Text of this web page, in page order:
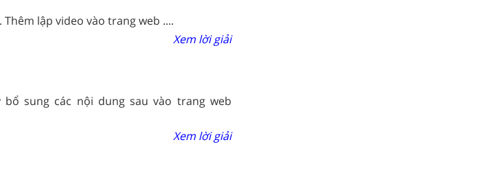
Thêm lập video vào trang web ....
Xem lời giải
bổ sung các nội dung sau vào trang web
Xem lời giải